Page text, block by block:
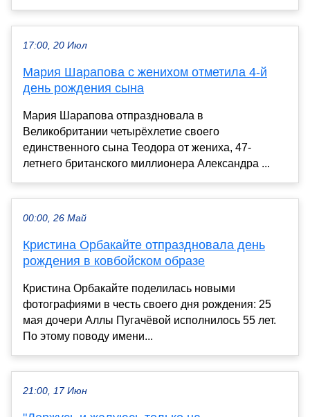
17:00, 20 Июл
Мария Шарапова с женихом отметила 4-й
день рождения сына
Мария Шарапова отпраздновала в
Великобритании четырёхлетие своего
единственного сына Теодора от жениха, 47-
летнего британского миллионера Александра ...
00:00, 26 Май
Кристина Орбакайте отпраздновала день
рождения в ковбойском образе
Кристина Орбакайте поделилась новыми
фотографиями в честь своего дня рождения: 25
мая дочери Аллы Пугачёвой исполнилось 55 лет.
По этому поводу имени...
21:00, 17 Июн